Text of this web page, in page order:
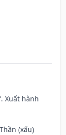
Xuất hành
(xấu)